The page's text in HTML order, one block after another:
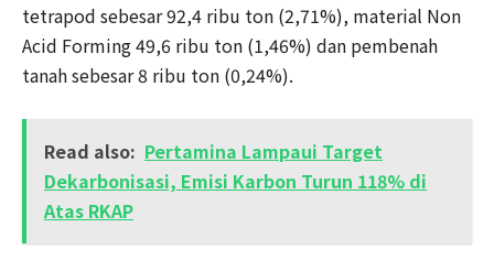
tetrapod sebesar 92,4 ribu ton (2,71%), material Non
Acid Forming 49,6 ribu ton (1,46%) dan pembenah
tanah sebesar 8 ribu ton (0,24%).
Read also: Pertamina Lampaui Target
Dekarbonisasi, Emisi Karbon Turun 118% di
Atas RKAP